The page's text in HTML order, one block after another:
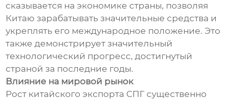
сказывается на экономике страны, позволяя
Китаю зарабатывать значительные средства и
укреплять его международное положение. Это
также демонстрирует значительный
технологический прогресс, достигнутый
страной за последние годы.
Влияние на мировой рынок
Рост китайского экспорта СПГ существенно